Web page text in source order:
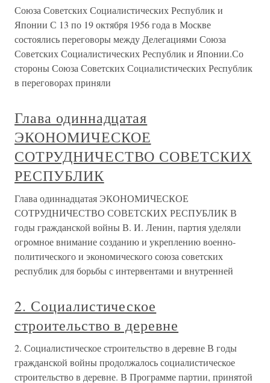
Союза Советских Социалистических Республик и
Японии С 13 по 19 октября 1956 года в Москве
состоялись переговоры между Делегациями Союза
Советских Социалистических Республик и Японии.Со
стороны Союза Советских Социалистических Республик
в переговорах приняли
Глава одиннадцатая
ЭКОНОМИЧЕСКОЕ
СОТРУДНИЧЕСТВО СОВЕТСКИХ
РЕСПУБЛИК
Глава одиннадцатая ЭКОНОМИЧЕСКОЕ
СОТРУДНИЧЕСТВО СОВЕТСКИХ РЕСПУБЛИК В
годы гражданской войны В. И. Ленин, партия уделяли
огромное внимание созданию и укреплению военно-
политического и экономического союза советских
республик для борьбы с интервентами и внутренней
2. Социалистическое
строительство в деревне
2. Социалистическое строительство в деревне В годы
гражданской войны продолжалось социалистическое
строительство в деревне. В Программе партии, принятой